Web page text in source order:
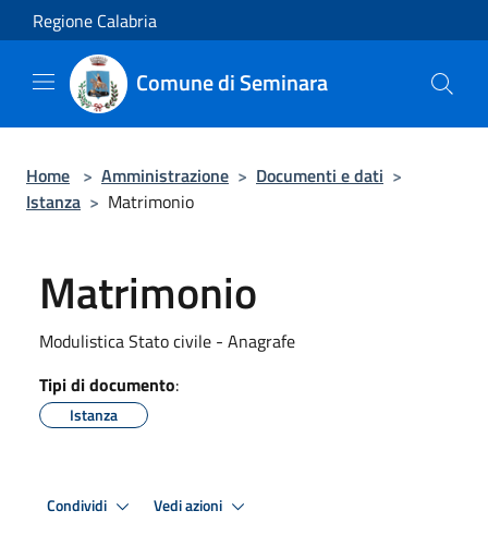
Salta al contenuto principale
Regione Calabria
Comune di Seminara
Home > Amministrazione > Documenti e dati >
Istanza > Matrimonio
Matrimonio
Modulistica Stato civile - Anagrafe
Tipi di documento:
Istanza
Condividi Vedi azioni